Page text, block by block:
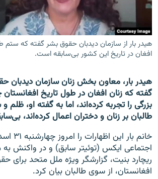
تماس
صفحه پشتو
Azadi English
به ما بپیوندید
هیدر بار از سازمان دیدبان حقوق بشر گفته که ستم
افغان در تاریخ این کشور بی‌سابقه است.
هیدر بار، معاون بخش زنان سازمان دیدبان
گفته که زنان افغان در طول تاریخ
بزرگی را تجربه کرده‌اند، اما به گفته او،
طالبان بر زنان و دختران اعمال کرده‌اند،
خانم بار
اجتماعی ایکس (توئیتر سابق) و در واکنش
ریچارد بنیت، گزارشگر ویژه ملل متحد برای
افغانستان، از سوی طالبان بیان کرد.